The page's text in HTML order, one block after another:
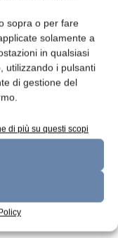
sopra o per fare
solamente a
in qualsiasi
utilizzando i pulsanti
di gestione del
di più su questi scopi